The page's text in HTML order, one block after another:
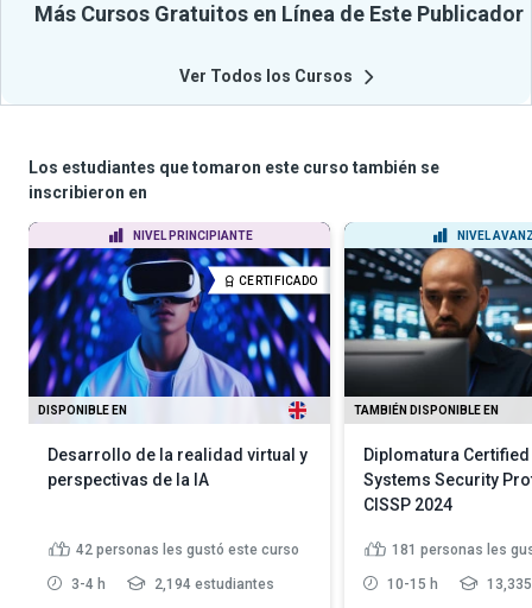
Más Cursos Gratuitos en Línea de Este Publicador
Ver Todos los Cursos
Los estudiantes que tomaron este curso también se
inscribieron en
NIVEL PRINCIPIANTE
CERTIFICADO
DISPONIBLE EN
Desarrollo de la realidad virtual y
perspectivas de la IA
42 personas les gustó este curso
3-4 h 2,194 estudiantes
NIVEL
TAMBIÉN DISPONIBLE EN
Diplomatura
Systems Security
CISSP 2024
181 personas les
10-15 h